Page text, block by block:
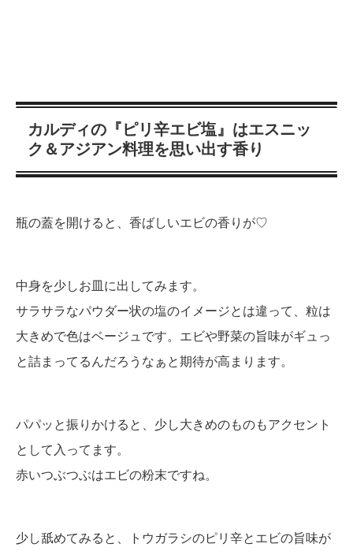
カルディの『ピリ辛エビ塩』はエスニッ
ク＆アジアン料理を思い出す香り
瓶の蓋を開けると、香ばしいエビの香りが♡
中身を少しお皿に出してみます。
サラサラなパウダー状の塩のイメージとは違って、粒は
大きめで色はベージュです。エビや野菜の旨味がギュっ
と詰まってるんだろうなぁと期待が高まります。
パパッと振りかけると、少し大きめのものもアクセント
として入ってます。
赤いつぶつぶはエビの粉末ですね。
少し舐めてみると、トウガラシのピリ辛とエビの旨味が